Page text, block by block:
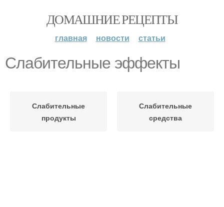
ДОМАШНИЕ РЕЦЕПТЫ
главная новости статьи
Слабительные эффекты
Слабительные
продукты
Слабительные
средства